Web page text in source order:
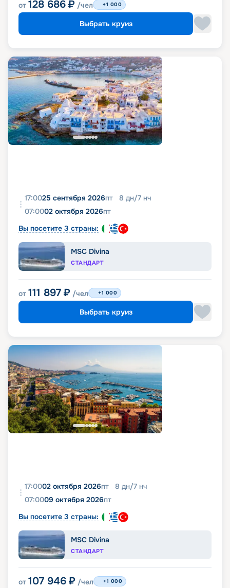
от 128 686 ₽ /чел +1 000
Выбрать круиз
17:0025 сентября 2026пт 8 дн/7 нч
07:0002 октября 2026пт
Вы посетите 3 страны:
MSC Divina
СТАНДАРТ
от 111 897 ₽ /чел +1 000
Выбрать круиз
17:0002 октября 2026пт 8 дн/7 нч
07:0009 октября 2026пт
Вы посетите 3 страны:
MSC Divina
СТАНДАРТ
от 107 946 ₽ /чел +1 000